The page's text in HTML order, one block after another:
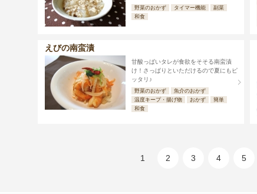
野菜のおかず タイマー機能
副菜
和食
えびの南蛮漬
甘酸っぱいタレが食欲をそそる南蛮漬
け！さっぱりといただけるので夏にもピ
ッタリ♪
野菜のおかず
魚介のおかず
温度キープ・揚げ物
おかず
簡単
和食
1 2 3 4 5